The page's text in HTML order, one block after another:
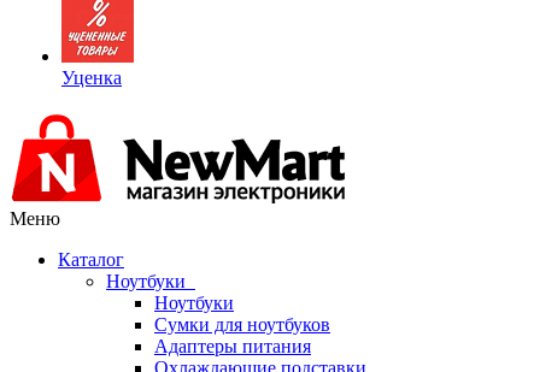
Уценка
Меню
Каталог
Ноутбуки
Ноутбуки
Сумки для ноутбуков
Адаптеры питания
Охлаждающие подставки